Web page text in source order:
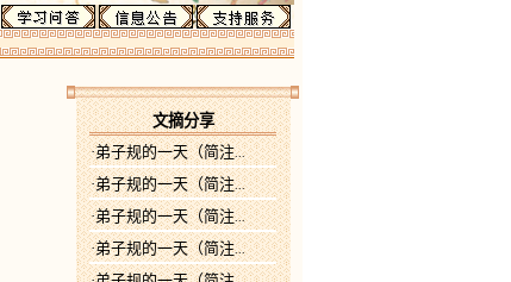
文摘分享
·弟子规的一天（简注...
·弟子规的一天（简注...
·弟子规的一天（简注...
·弟子规的一天（简注...